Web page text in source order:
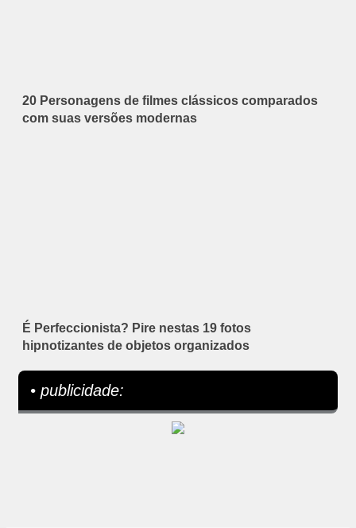
20 Personagens de filmes clássicos comparados
com suas versões modernas
É Perfeccionista? Pire nestas 19 fotos
hipnotizantes de objetos organizados
• publicidade: